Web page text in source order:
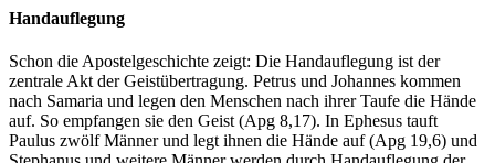
Handauflegung
Schon die Apostelgeschichte zeigt: Die Handauflegung ist der
zentrale Akt der Geistübertragung. Petrus und Johannes kommen
nach Samaria und legen den Menschen nach ihrer Taufe die Hände
auf. So empfangen sie den Geist (Apg 8,17). In Ephesus tauft
Paulus zwölf Männer und legt ihnen die Hände auf (Apg 19,6) und